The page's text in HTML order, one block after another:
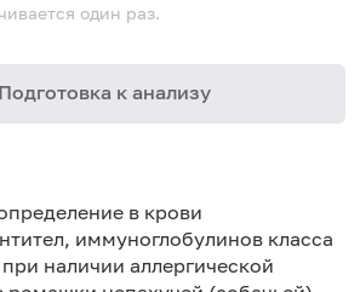
один раз.
Подготовка к анализу
в крови
иммуноглобулинов класса
наличии аллергической